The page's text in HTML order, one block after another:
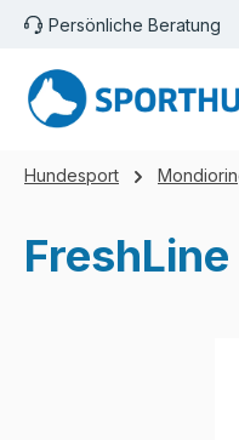
Hauptinhalt springen
Zur Suche springen
Zur Hauptnavigation
Persönliche Beratung
Hundesport